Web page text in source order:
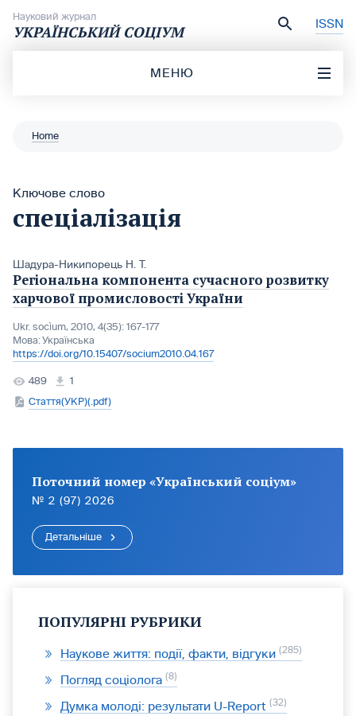
Науковий журнал
УКРАЇНСЬКИЙ СОЦІУМ ISSN
МЕНЮ
Home
Ключове слово
спеціалізація
Шадура-Никипорець Н. Т.
Регіональна компонента сучасного розвитку
харчової промисловості України
Ukr. socìum, 2010, 4(35): 167-177
Мова:Українська
https://doi.org/10.15407/socium2010.04.167
489
1
Стаття(УКР)(.pdf)
Поточний номер «Український соціум»
№ 2 (97) 2026
Детальніше
ПОПУЛЯРНІ РУБРИКИ
Наукове життя: події, факти, відгуки 285
Погляд соціолога 8
Думка молоді: результати U-Report 32